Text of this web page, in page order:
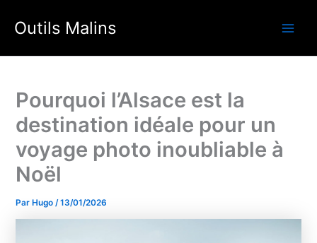
Outils Malins
Pourquoi l’Alsace est la
destination idéale pour un
voyage photo inoubliable à
Noël
ParHugo /13/01/2026